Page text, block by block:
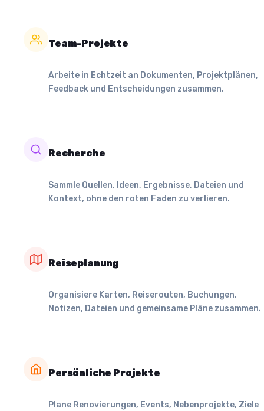
Team-Projekte
Arbeite in Echtzeit an Dokumenten, Projektplänen,
Feedback und Entscheidungen zusammen.
Recherche
Sammle Quellen, Ideen, Ergebnisse, Dateien und
Kontext, ohne den roten Faden zu verlieren.
Reiseplanung
Organisiere Karten, Reiserouten, Buchungen,
Notizen, Dateien und gemeinsame Pläne zusammen.
Persönliche Projekte
Plane Renovierungen, Events, Nebenprojekte, Ziele